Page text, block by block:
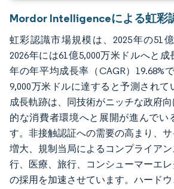
Mordor Intelligenceによる虹彩
虹彩認識市場規模は、2025年の51
2026年には61億5,000万米ドルへと成
年の年平均成長率（CAGR）19.68%
9,000万米ドルに達すると予測され
成長軌跡は、同技術がニッチな政府
的な消費者環境へと展開が進んでい
す。非接触認証への需要の高まり、
増大、規制当局によるコンプライア
行、医療、旅行、コンシューマーエ
の採用を加速させています。ハード